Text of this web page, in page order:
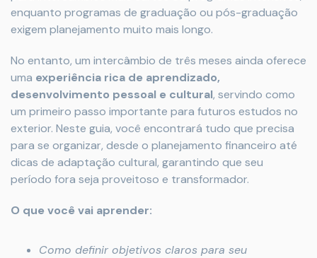
enquanto programas de graduação ou pós-graduação
exigem planejamento muito mais longo.
No entanto, um intercâmbio de três meses ainda oferece
uma experiência rica de aprendizado,
desenvolvimento pessoal e cultural, servindo como
um primeiro passo importante para futuros estudos no
exterior. Neste guia, você encontrará tudo que precisa
para se organizar, desde o planejamento financeiro até
dicas de adaptação cultural, garantindo que seu
período fora seja proveitoso e transformador.
O que você vai aprender:
Como definir objetivos claros para seu